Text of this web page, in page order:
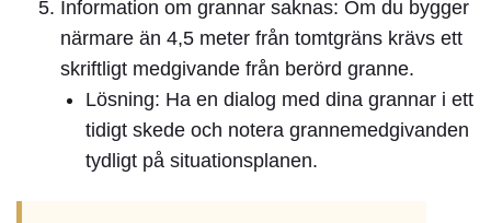
Information om grannar saknas: Om du bygger
närmare än 4,5 meter från tomtgräns krävs ett
skriftligt medgivande från berörd granne.
Lösning: Ha en dialog med dina grannar i ett
tidigt skede och notera grannemedgivanden
tydligt på situationsplanen.